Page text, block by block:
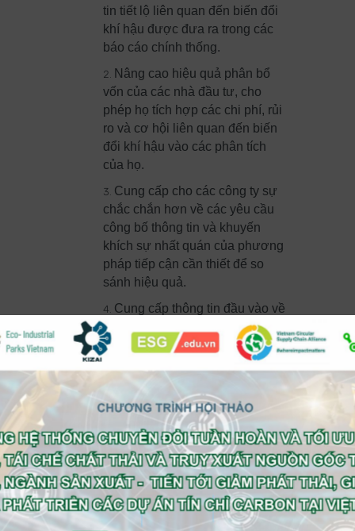
tin tiết lộ liên quan đến biến đổi
khí hậu được đưa ra trong các
báo cáo chính thống.
Nâng cao hiệu quả phân bổ
vốn của các nhà đầu tư, cho
phép họ tích hợp các chi phí, rủi
ro và cơ hội liên quan đến biến
đổi khí hậu vào các phân tích
của họ.
Cung cấp cho các công ty sự
chắc chắn hơn về các yêu cầu
công bố thông tin và khuyến
khích sự nhất quán của phương
pháp tiếp cận cần thiết để so
sánh hiệu quả.
Cung cấp thông tin đầu vào về
mặt khái niệm và thực tế cho các
cuộc thảo luận của các cơ quan
quản lý dự tính đưa ra hoặc phát
triển các yêu cầu về công bố
thông tin liên quan đến biến đổi
khí hậu của công ty.